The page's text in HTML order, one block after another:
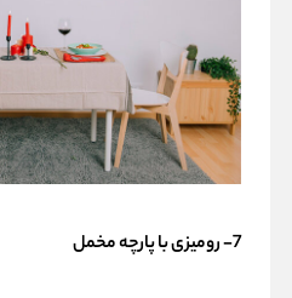
7- رومیزی با پارچه مخمل